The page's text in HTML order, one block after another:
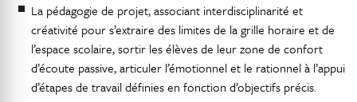
La pédagogie de projet, associant interdisciplinarité et
créativité pour s’extraire des limites de la grille horaire et de
l’espace scolaire, sortir les élèves de leur zone de confort
d’écoute passive, articuler l’émotionnel et le rationnel à l’appui
d’étapes de travail définies en fonction d’objectifs précis.